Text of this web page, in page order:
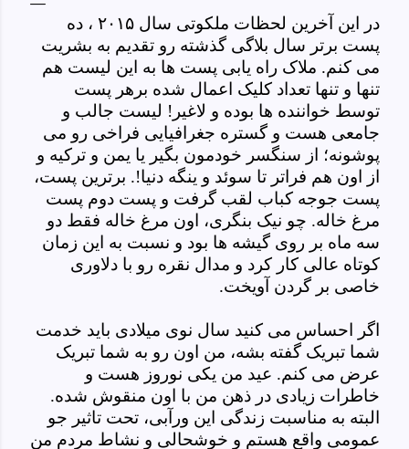
در این آخرین لحظات ملکوتی سال ۲۰۱۵ ، ده
پست برتر سال بلاگی گذشته رو تقدیم به بشریت
می کنم. ملاک راه یابی پست ها به این لیست هم
تنها و تنها تعداد کلیک اعمال شده برهر پست
توسط خواننده ها بوده و لاغیر! لیست جالب و
جامعی هست و گستره جغرافیایی فراخی رو می
پوشونه؛ از سنگسر خودمون بگیر یا یمن و ترکیه و
از اون هم فراتر تا سوئد و ینگه دنیا!. برترین پست،
پست جوجه کباب لقب گرفت و پست دوم پست
مرغ خاله. چو نیک بنگری، اون مرغ خاله فقط دو
سه ماه بر روی گیشه ها بود و نسبت به این زمان
کوتاه عالی کار کرد و مدال نقره رو با دلاوری
خاصی بر گردن آویخت.
اگر احساس می کنید سال نوی میلادی باید خدمت
شما تبریک گفته بشه، من اون رو به شما تبریک
عرض می کنم. عید من یکی نوروز هست و
خاطرات زیادی در ذهن من با اون منقوش شده.
البته به مناسبت زندگی این ورآبی، تحت تاثیر جو
عمومی واقع هستم و خوشحالی و نشاط مردم من